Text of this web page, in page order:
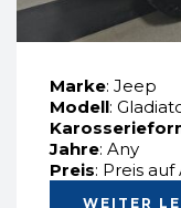
Marke: Jeep
Modell:
Jahre: Any
Preis: Preis
WEITER